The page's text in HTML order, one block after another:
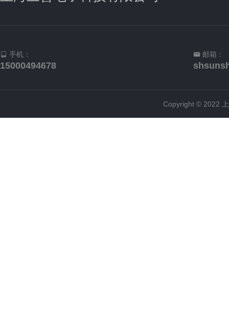
手机：
15000494678
邮箱：
Copyright © 2022